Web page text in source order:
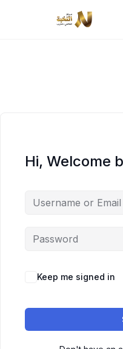
Hi, Welcome
Keep me signed in